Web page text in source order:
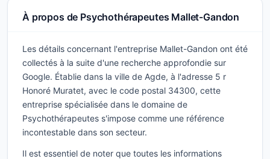
À propos de Psychothérapeutes Mallet-Gandon
Les détails concernant l'entreprise Mallet-Gandon ont été
collectés à la suite d'une recherche approfondie sur
Google. Établie dans la ville de Agde, à l'adresse 5 r
Honoré Muratet, avec le code postal 34300, cette
entreprise spécialisée dans le domaine de
Psychothérapeutes s'impose comme une référence
incontestable dans son secteur.
Il est essentiel de noter que toutes les informations